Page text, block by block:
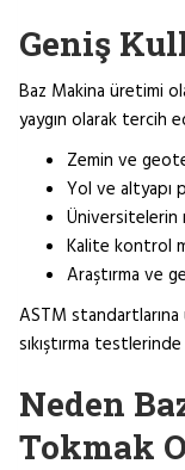
Geniş
Baz Makina üretimi
yaygın olarak tercih
Zemin ve
Yol ve altyapı
Üniversitelerin
Kalite kontrol
Araştırma ve
ASTM standartlarına
sıkıştırma
Neden
Tokmak